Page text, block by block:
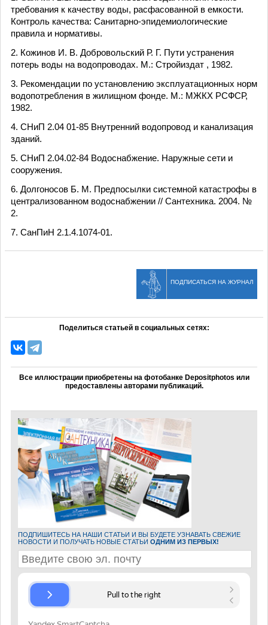
требования к качеству воды, расфасованной в емкости.
Контроль качества: Санитарно-эпидемиологические
правила и нормативы.
2. Кожинов И. В. Добровольский Р. Г. Пути устранения
потерь воды на водопроводах. М.: Стройиздат , 1982.
3. Рекомендации по установлению эксплуатационных норм
водопотребления в жилищном фонде. М.: МЖКХ РСФСР,
1982.
4. СНиП 2.04 01-85 Внутренний водопровод и канализация
зданий.
5. СНиП 2.04.02-84 Водоснабжение. Наружные сети и
сооружения.
6. Долгоносов Б. М. Предпосылки системной катастрофы в
централизованном водоснабжении // Сантехника. 2004. №
2.
7. СанПиН 2.1.4.1074-01.
ПОДПИСАТЬСЯ НА ЖУРНАЛ
Поделиться статьей в социальных сетях:
Все иллюстрации приобретены на фотобанке Depositphotos или
предоставлены авторами публикаций.
ПОДПИШИТЕСЬ НА НАШИ СТАТЬИ И ВЫ БУДЕТЕ УЗНАВАТЬ СВЕЖИЕ
НОВОСТИ И ПОЛУЧАТЬ НОВЫЕ СТАТЬИ ОДНИМ ИЗ ПЕРВЫХ!